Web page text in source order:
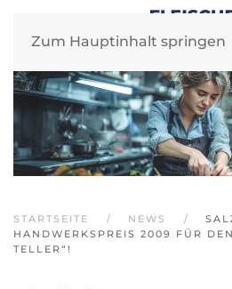
Zum Hauptinhalt springen
STARTSEITE NEWS
HANDWERKSPREIS 2009 FÜR
TELLER“!